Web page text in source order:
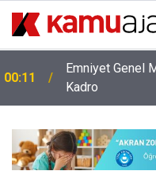
00:11
Emniyet Genel
Kadro